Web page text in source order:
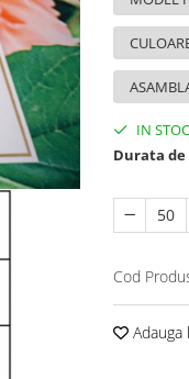
IN STOC
Durata
Cod
Adauga